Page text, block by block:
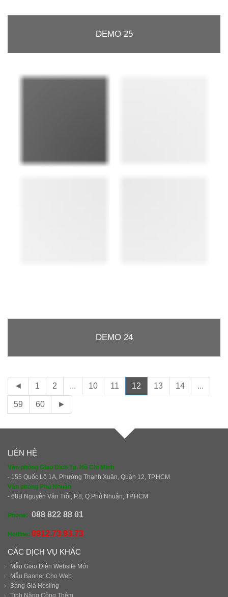
DEMO 25
DEMO 24
◄ 1 2 ... 10 11 12 13 14 ...
59 60 ►
LIÊN HỆ
Văn phòng Giao Dịch Tp. Hồ Chí Minh
- 155 Quốc Lộ 1A, Phường Thạnh Xuân, Quận 12, TP.HCM
Văn phòng Phú Nhuận
- 68B Nguyễn Văn Trỗi, P.8, Q.Phú Nhuận, TP.HCM
Phone: 088 822 88 01
Hotline: 0912.73.93.73
CÁC DỊCH VỤ KHÁC
Mẫu Giao Diện Website Mới
Mẫu Banner Cho Web
Bảng Giá Hosting
Tính Năng Cộng Thêm